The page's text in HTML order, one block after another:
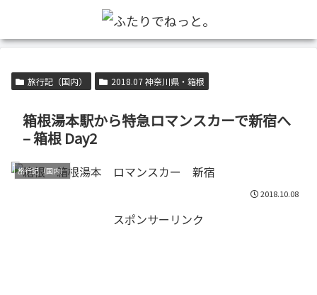
旅行記（国内） 2018.07 神奈川県・箱根
箱根湯本駅から特急ロマンスカーで新宿へ
– 箱根 Day2
旅行記（国内）
2018.10.08
スポンサーリンク